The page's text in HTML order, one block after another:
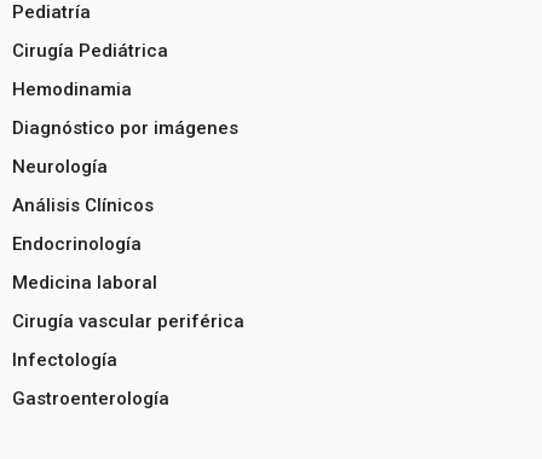
Pediatría
Cirugía Pediátrica
Hemodinamia
Diagnóstico por imágenes
Neurología
Análisis Clínicos
Endocrinología
Medicina laboral
Cirugía vascular periférica
Infectología
Gastroenterología